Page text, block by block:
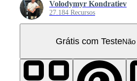
Volodymyr Kondratiev
27.184 Recursos
Grátis com TesteNão